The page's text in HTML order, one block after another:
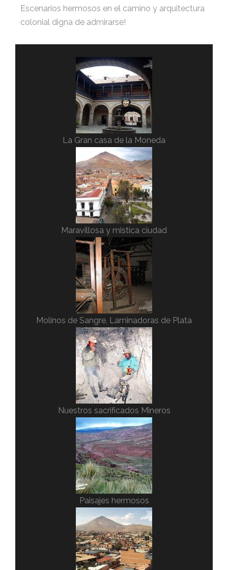
Escenarios hermosos en el camino y arquitectura
colonial digna de admirarse!
La Gran casa de la Moneda
Maravillosa y mistica ciudad
Molinos de Sangre, Laminadoras de Plata
Nuestros sacrificados Mineros
Paisajes hermosos